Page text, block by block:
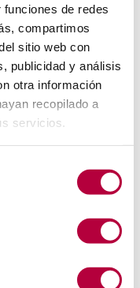
de redes
compartimos
sitio web con
publicidad y análisis
otra información
recopilado a
servicios.